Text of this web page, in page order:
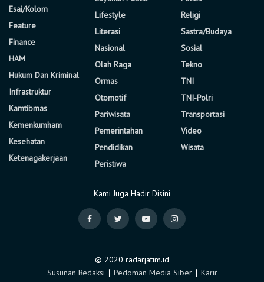
Esai/Kolom
Feature
Finance
HAM
Hukum Dan Kriminal
Infrastruktur
Kamtibmas
Kemenkumham
Kesehatan
Ketenagakerjaan
Lifestyle
Literasi
Nasional
Olah Raga
Ormas
Otomotif
Pariwisata
Pemerintahan
Pendidikan
Peristiwa
Religi
Sastra/Budaya
Sosial
Tekno
TNI
TNI-Polri
Transportasi
Video
Wisata
Kami Juga Hadir Disini
© 2020 radarjatim.id
Susunan Redaksi ∣ Pedoman Media Siber∣ Karir